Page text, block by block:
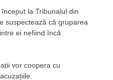
la Tribunalul din
suspectează că gruparea
ei nefiind încă
vor coopera cu